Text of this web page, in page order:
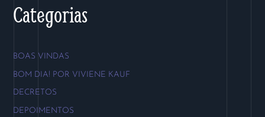
Categorias
BOAS VINDAS
BOM DIA! POR VIVIENE KAUF
DECRETOS
DEPOIMENTOS